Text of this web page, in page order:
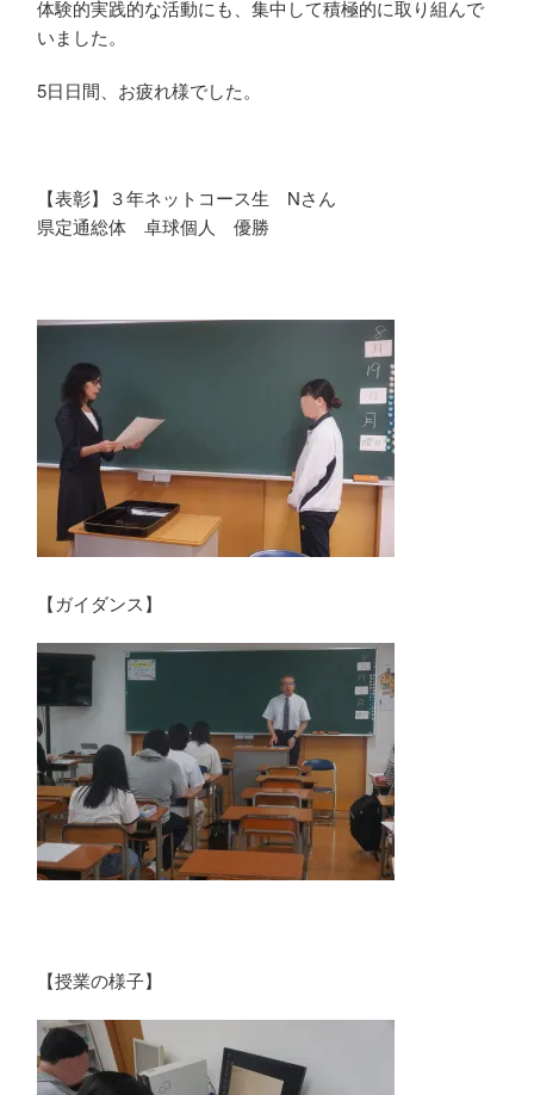
体験的実践的な活動にも、集中して積極的に取り組んで
いました。
5日日間、お疲れ様でした。
【表彰】３年ネットコース生 Nさん
県定通総体 卓球個人 優勝
【ガイダンス】
【授業の様子】